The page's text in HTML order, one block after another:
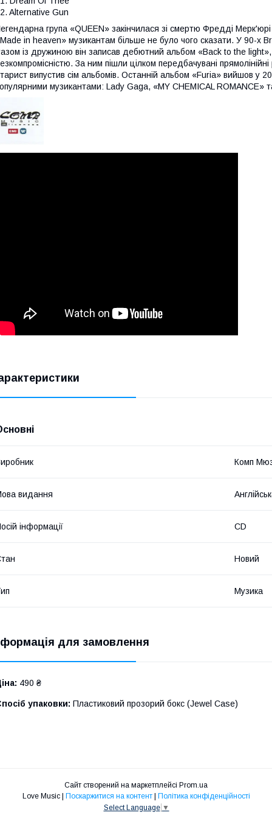
Alternative Gun
група «QUEEN» закінчилася зі смертю Фредді
in heaven» музикантам більше не було чого сказати. У 90-х
із дружиною він записав дебютний альбом «Back to the light»,
За ним пішли цілком передбачувані
випустив сім альбомів. Останній альбом «Furia» вийшов у
музикантами: Lady Gaga, «MY CHEMICAL
Комп
видання
інформації CD
Новий
Музика
для замовлення
490 ₴
упаковки: Пластиковий прозорий бокс (Jewel Case)
Сайт створений на маркетплейсі Prom.ua
Love Music | Поскаржитися на контент | Політика конфіденційності
Select Language ▼